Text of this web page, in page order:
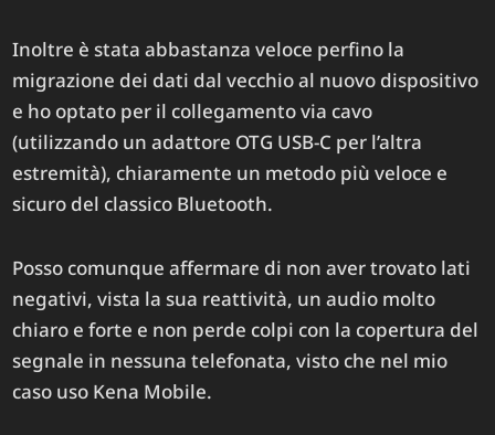
Inoltre è stata abbastanza veloce perfino la
migrazione dei dati dal vecchio al nuovo dispositivo
e ho optato per il collegamento via cavo
(utilizzando un adattore OTG USB-C per l’altra
estremità), chiaramente un metodo più veloce e
sicuro del classico Bluetooth.
Posso comunque affermare di non aver trovato lati
negativi, vista la sua reattività, un audio molto
chiaro e forte e non perde colpi con la copertura del
segnale in nessuna telefonata, visto che nel mio
caso uso Kena Mobile.